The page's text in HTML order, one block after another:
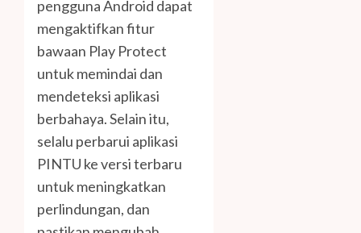
pengguna Android dapat
mengaktifkan fitur
bawaan Play Protect
untuk memindai dan
mendeteksi aplikasi
berbahaya. Selain itu,
selalu perbarui aplikasi
PINTU ke versi terbaru
untuk meningkatkan
perlindungan, dan